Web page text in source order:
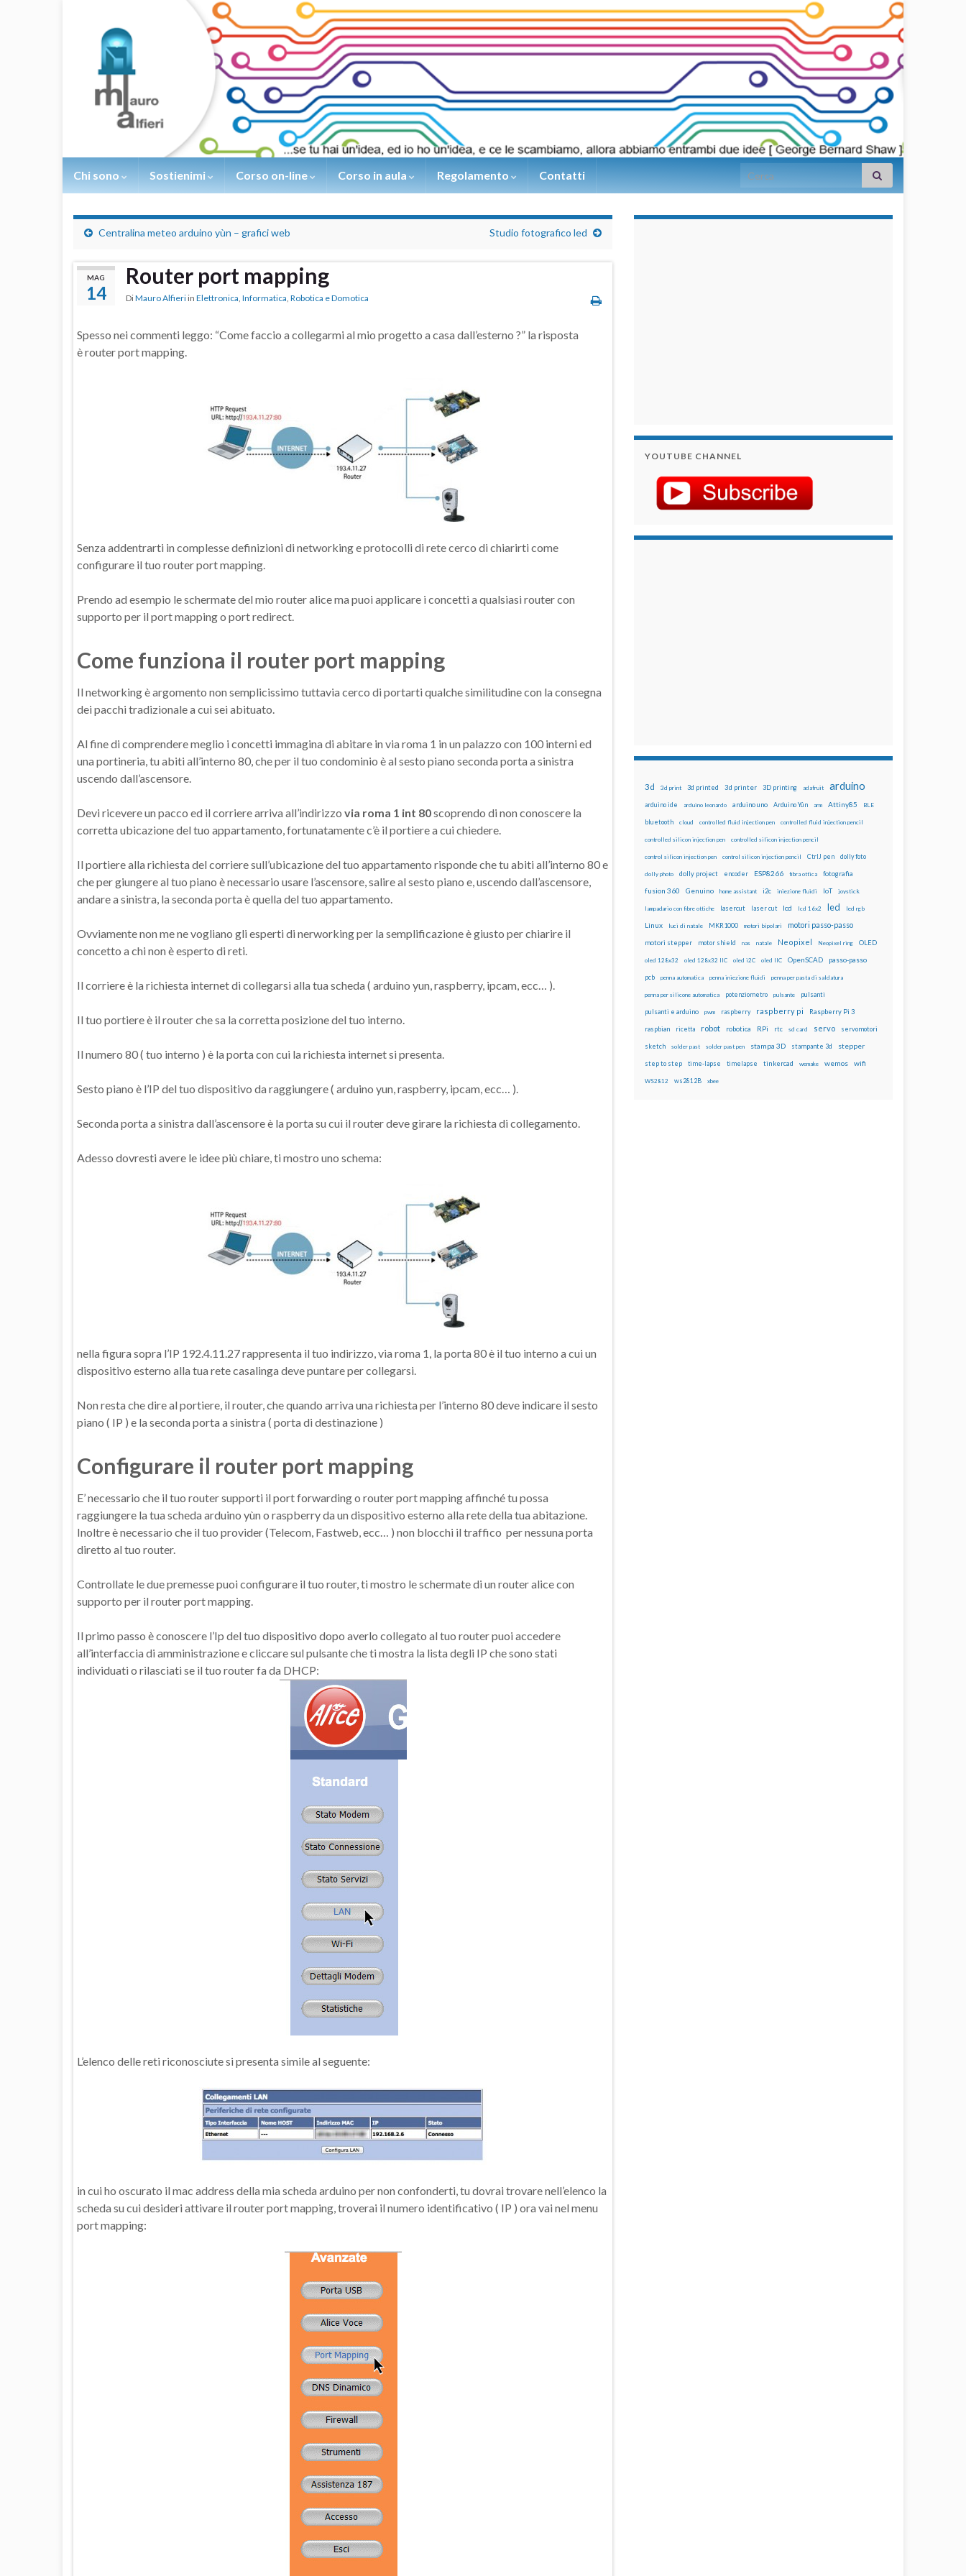
Chi sono Sostienimi Corso on-line Corso in aula Regolamento Contatti Search for:
Centralina meteo arduino yùn – grafici web Studio fotografico led
MAG
14
Router port mapping
DiMauro Alfieri in Elettronica, Informatica, Robotica e Domotica
Spesso nei commenti leggo: “Come faccio a collegarmi al mio progetto a casa dall’esterno ?” la risposta
è router port mapping.
Senza addentrarti in complesse definizioni di networking e protocolli di rete cerco di chiarirti come
configurare il tuo router port mapping.
Prendo ad esempio le schermate del mio router alice ma puoi applicare i concetti a qualsiasi router con
supporto per il port mapping o port redirect.
Come funziona il router port mapping
Il networking è argomento non semplicissimo tuttavia cerco di portarti qualche similitudine con la consegna
dei pacchi tradizionale a cui sei abituato.
Al fine di comprendere meglio i concetti immagina di abitare in via roma 1 in un palazzo con 100 interni ed
una portineria, tu abiti all’interno 80, che per il tuo condominio è al sesto piano seconda porta a sinistra
uscendo dall’ascensore.
Devi ricevere un pacco ed il corriere arriva all’indirizzo via roma 1 int 80scoprendo di non conoscere la
corretta ubicazione del tuo appartamento, fortunatamente c’è il portiere a cui chiedere.
Il portiere alla richiesta del corriere sull’ubicazione del tuo appartamento risponde che tu abiti all’interno 80 e
che per giungere al tuo piano è necessario usare l’ascensore, salire al sesto piano e, uscendo dall’ascensore,
andare a sinistra, la seconda porta è quella del tuo appartamento.
Ovviamente non me ne vogliano gli esperti di nerworking per la semplificazione è giusto per chiarire il
concetto a chi non è esperto di reti.
Il corriere è la richiesta internet di collegarsi alla tua scheda ( arduino yun, raspberry, ipcam, ecc… ).
Il tuo portiere è il router che sa la corretta posizione del tuo interno.
Il numero 80 ( tuo interno ) è la porta con cui la richiesta internet si presenta.
Sesto piano è l’IP del tuo dispositivo da raggiungere ( arduino yun, raspberry, ipcam, ecc… ).
Seconda porta a sinistra dall’ascensore è la porta su cui il router deve girare la richiesta di collegamento.
Adesso dovresti avere le idee più chiare, ti mostro uno schema:
nella figura sopra l’IP 192.4.11.27 rappresenta il tuo indirizzo, via roma 1, la porta 80 è il tuo interno a cui un
dispositivo esterno alla tua rete casalinga deve puntare per collegarsi.
Non resta che dire al portiere, il router, che quando arriva una richiesta per l’interno 80 deve indicare il sesto
piano ( IP ) e la seconda porta a sinistra ( porta di destinazione )
Configurare il router port mapping
E’ necessario che il tuo router supporti il port forwarding o router port mapping affinché tu possa
raggiungere la tua scheda arduino yùn o raspberry da un dispositivo esterno alla rete della tua abitazione.
Inoltre è necessario che il tuo provider (Telecom, Fastweb, ecc… ) non blocchi il traffico per nessuna porta
diretto al tuo router.
Controllate le due premesse puoi configurare il tuo router, ti mostro le schermate di un router alice con
supporto per il router port mapping.
Il primo passo è conoscere l’Ip del tuo dispositivo dopo averlo collegato al tuo router puoi accedere
all’interfaccia di amministrazione e cliccare sul pulsante che ti mostra la lista degli IP che sono stati
individuati o rilasciati se il tuo router fa da DHCP:
L’elenco delle reti riconosciute si presenta simile al seguente:
in cui ho oscurato il mac address della mia scheda arduino per non confonderti, tu dovrai trovare nell’elenco la
scheda su cui desideri attivare il router port mapping, troverai il numero identificativo ( IP ) ora vai nel menu
port mapping:
YOUTUBE CHANNEL
3d 3d print 3d printed 3d printer 3D printing adafruit arduino
arduino ide arduino leonardo arduino uno Arduino Yún arm Attiny85 BLE
bluetooth cloud controlled fluid injection pen controlled fluid injection pencil
controlled silicon injection pen controlled silicon injection pencil
control silicon injection pen control silicon injection pencil CtrlJ pen dolly foto
dolly photo dolly project encoder ESP8266 fibra ottica fotografia
fusion 360 Genuino home assistant i2c iniezione fluidi IoT joystick
lampadario con fibre ottiche lasercut laser cut lcd lcd 16x2 led led rgb
Linux luci di natale MKR1000 motori bipolari motori passo-passo
motori stepper motor shield nas natale Neopixel Neopixel ring OLED
oled 128x32 oled 128x32 IIC oled i2C oled IIC OpenSCAD passo-passo
pcb penna automatica penna iniezione fluidi penna per pasta di saldatura
penna per silicone automatica potenziometro pulsante pulsanti
pulsanti e arduino pwm raspberry raspberry pi Raspberry Pi 3
raspbian ricetta robot robotica RPi rtc sd card servo servomotori
sketch solder past solder past pen stampa 3D stampante 3d stepper
step to step time-lapse timelapse tinkercad wemake wemos wifi
WS2812 ws2812B xbee